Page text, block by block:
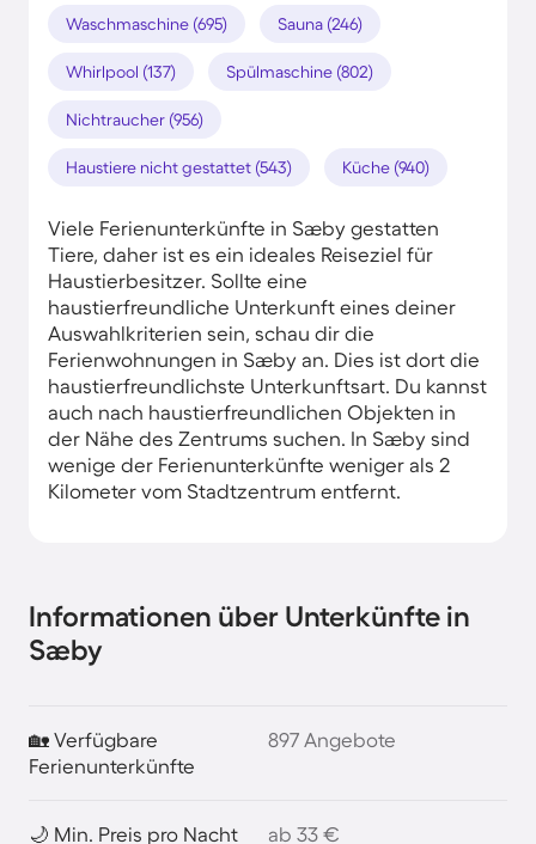
Waschmaschine (695) Sauna (246)
Whirlpool (137) Spülmaschine (802)
Nichtraucher (956)
Haustiere nicht gestattet (543) Küche (940)
Viele Ferienunterkünfte in Sæby gestatten
Tiere, daher ist es ein ideales Reiseziel für
Haustierbesitzer. Sollte eine
haustierfreundliche Unterkunft eines deiner
Auswahlkriterien sein, schau dir die
Ferienwohnungen in Sæby an. Dies ist dort die
haustierfreundlichste Unterkunftsart. Du kannst
auch nach haustierfreundlichen Objekten in
der Nähe des Zentrums suchen. In Sæby sind
wenige der Ferienunterkünfte weniger als 2
Kilometer vom Stadtzentrum entfernt.
Informationen über Unterkünfte in
Sæby
🏡 Verfügbare
Ferienunterkünfte
897 Angebote
🌙 Min. Preis pro Nacht ab 33 €